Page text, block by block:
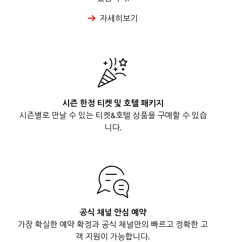
자세히보기
시즌 한정 티켓 및 호텔 패키지
시즌별로 만날 수 있는 티켓&호텔 상품을 구매할 수 있습
니다.
공식 채널 안심 예약
가장 확실한 예약 확정과 공식 채널만의 빠르고 정확한 고
객 지원이 가능합니다.